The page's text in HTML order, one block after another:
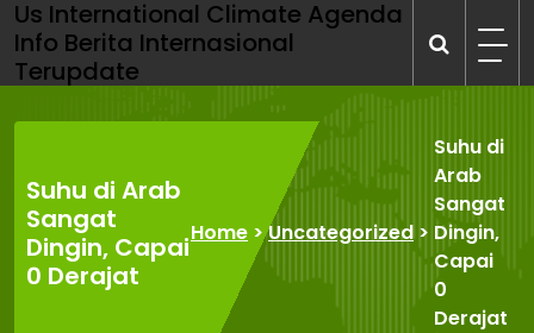
Skip
to
content
Us International Climate Agenda
Info Berita Internasional
Terupdate
Suhu di Arab
Sangat
Dingin, Capai
0 Derajat
Home >Uncategorized>
Suhu di
Arab
Sangat
Dingin,
Capai
0
Derajat